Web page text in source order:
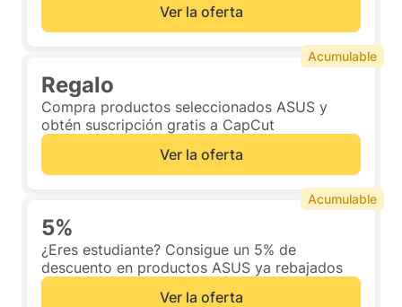
Ver la oferta
Regalo
Compra productos seleccionados ASUS y
obtén suscripción gratis a CapCut
Ver la oferta
Acumulable
5%
¿Eres estudiante? Consigue un 5% de
descuento en productos ASUS ya rebajados
Ver la oferta
Acumulable